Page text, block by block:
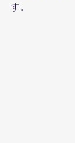
す。